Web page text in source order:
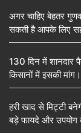
अगर चाहिए बेहतर
सकती है आपके लिए
130 दिन में शानदार
किसानों में इसकी मांग।
हरी खाद से मिट्टी
बड़े फायदे और उपयोग